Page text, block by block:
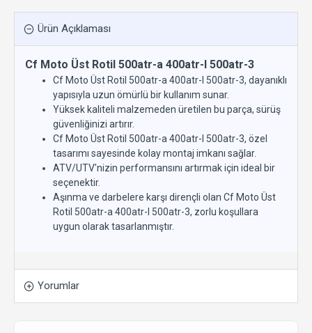
Ürün Açıklaması
Cf Moto Üst Rotil 500atr-a 400atr-l 500atr-3
Cf Moto Üst Rotil 500atr-a 400atr-l 500atr-3, dayanıklı
yapısıyla uzun ömürlü bir kullanım sunar.
Yüksek kaliteli malzemeden üretilen bu parça, sürüş
güvenliğinizi artırır.
Cf Moto Üst Rotil 500atr-a 400atr-l 500atr-3, özel
tasarımı sayesinde kolay montaj imkanı sağlar.
ATV/UTV'nizin performansını artırmak için ideal bir
seçenektir.
Aşınma ve darbelere karşı dirençli olan Cf Moto Üst
Rotil 500atr-a 400atr-l 500atr-3, zorlu koşullara
uygun olarak tasarlanmıştır.
Yorumlar